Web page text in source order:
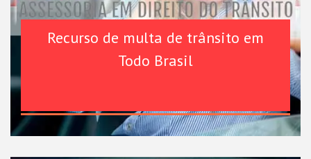
Recurso de multa de trânsito em
Todo Brasil